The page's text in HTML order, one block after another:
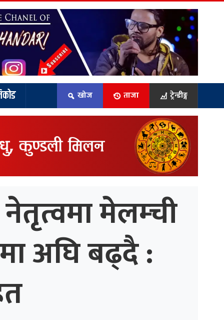
खोज ताजा ट्रेन्डीङ्ग
मेलम्ची
अघि बढ्दै :